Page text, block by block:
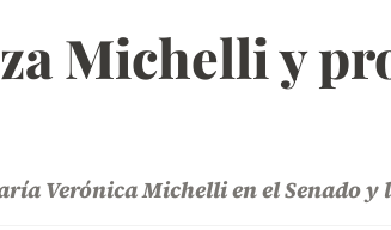
Michelli y
Verónica Michelli en el Senado y